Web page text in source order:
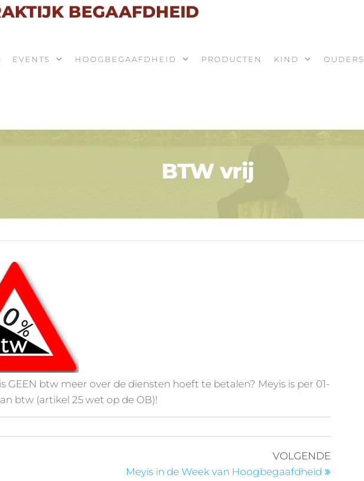
BEGAAFDHEID
EVENTS HOOGBEGAAFDHEID PRODUCTEN KIND OUDERS
BTW vrij
GEEN btw meer over de diensten hoeft te betalen? Meyis is per 01-
btw (artikel 25 wet op de OB)!
VOLGENDE
Meyis in de Week van Hoogbegaafdheid